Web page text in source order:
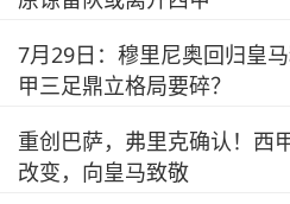
7月29日：穆里尼奥回归皇
甲三足鼎立格局要碎？
重创巴萨，弗里克确认！西
改变，向皇马致敬